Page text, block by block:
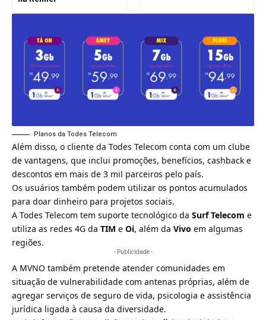
Planos da Todes Telecom
Além disso, o cliente da Todes Telecom conta com um clube
de vantagens, que inclui promoções, benefícios, cashback e
descontos em mais de 3 mil parceiros pelo país.
Os usuários também podem utilizar os pontos acumulados
para doar dinheiro para projetos sociais.
A Todes Telecom tem suporte tecnológico da Surf Telecom e
utiliza as redes 4G da TIM e Oi, além da Vivo em algumas
regiões.
- Publicidade -
A MVNO também pretende atender comunidades em
situação de vulnerabilidade com antenas próprias, além de
agregar serviços de seguro de vida, psicologia e assistência
jurídica ligada à causa da diversidade.